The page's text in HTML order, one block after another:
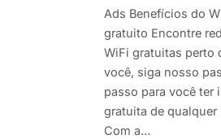
Ads Benefícios do
gratuito Encontre
WiFi gratuitas perto
você, siga nosso
passo para você ter
gratuita de qualquer
Com a…